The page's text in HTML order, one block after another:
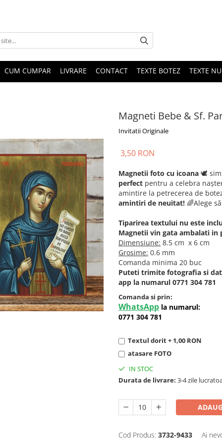
CUM CUMPAR LIVRARE CONTACT TEXTE BOTEZ TEXTE
Magneti Bebe & Sf.
Invitatii Originale
3,50 RON
Magnetii foto cu icoana 🕊️
perfect pentru a celebra
amintire la petrecerea de
amintiri de neuitat! 🌈Alege
Tiparirea textului nu este
Magnetii vin gata ambalati in
Dimensiune: 8.5 cm x 6 cm
Grosime: 0.6 mm
Comanda minima 20 buc
Puteti trimite fotografia si
app la numarul 0771 304 781
Comanda si prin:
WhatsApp la numarul:
0771 304 781
Textul dorit + 1,00 RON
atasare FOTO
IN STOC
Durata de livrare: 3-4 zile
Cod Produs: 3732-9433 Ai